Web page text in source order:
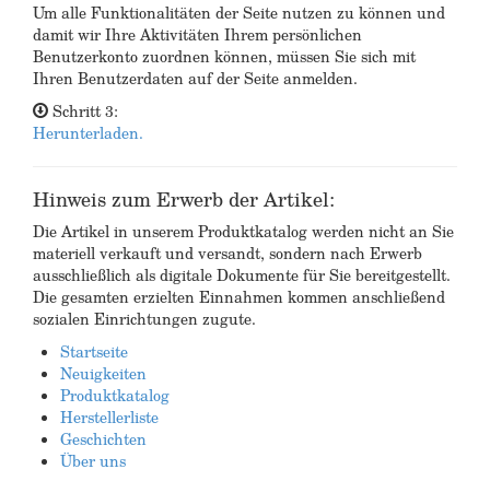
Um alle Funktionalitäten der Seite nutzen zu können und
damit wir Ihre Aktivitäten Ihrem persönlichen
Benutzerkonto zuordnen können, müssen Sie sich mit
Ihren Benutzerdaten auf der Seite anmelden.
Schritt 3:
Herunterladen.
Hinweis zum Erwerb der Artikel:
Die Artikel in unserem Produktkatalog werden nicht an Sie
materiell verkauft und versandt, sondern nach Erwerb
ausschließlich als digitale Dokumente für Sie bereitgestellt.
Die gesamten erzielten Einnahmen kommen anschließend
sozialen Einrichtungen zugute.
Startseite
Neuigkeiten
Produktkatalog
Herstellerliste
Geschichten
Über uns